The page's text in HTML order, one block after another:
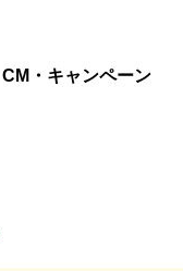
CM・キャンペーン